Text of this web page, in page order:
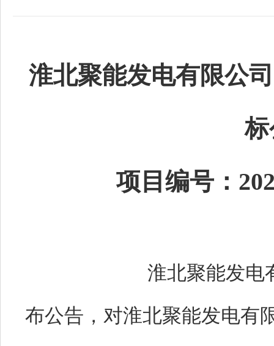
淮北聚能发电有限公
项目编号：
淮北聚能发电
布公告，对淮北聚能发电有